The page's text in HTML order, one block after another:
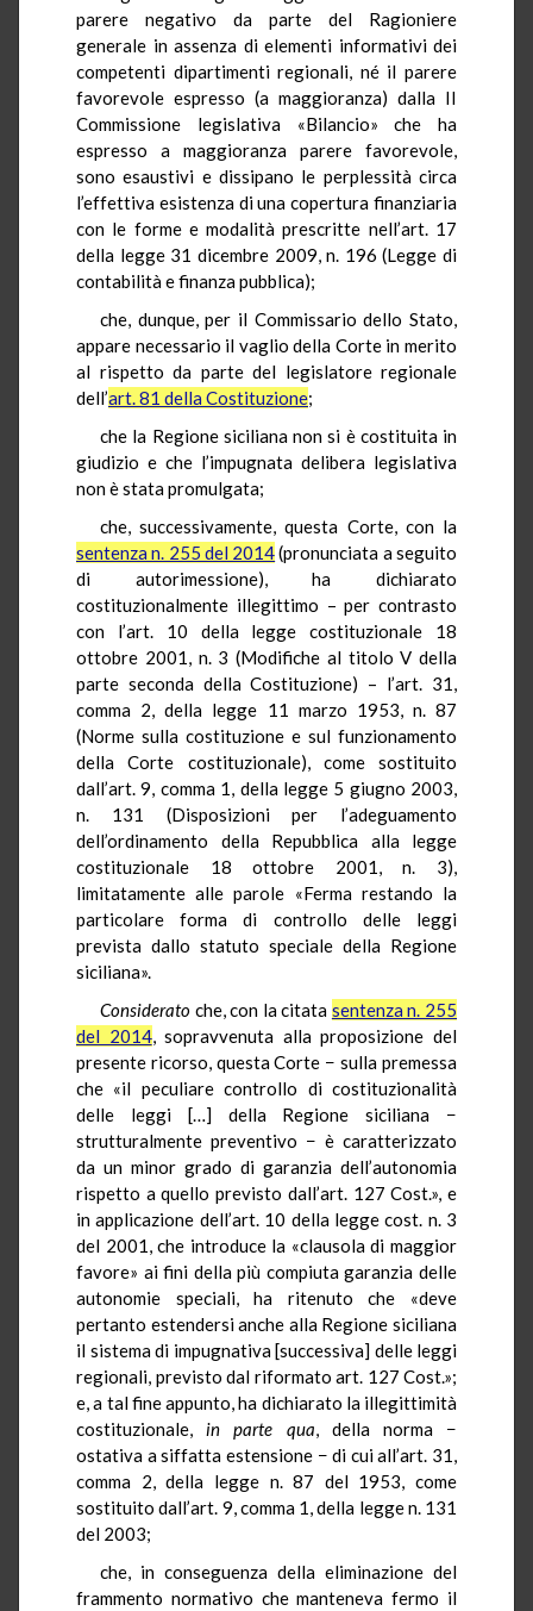
parere negativo da parte del Ragioniere
generale in assenza di elementi informativi dei
competenti dipartimenti regionali, né il parere
favorevole espresso (a maggioranza) dalla II
Commissione legislativa «Bilancio» che ha
espresso a maggioranza parere favorevole,
sono esaustivi e dissipano le perplessità circa
l’effettiva esistenza di una copertura finanziaria
con le forme e modalità prescritte nell’art. 17
della legge 31 dicembre 2009, n. 196 (Legge di
contabilità e finanza pubblica);
che, dunque, per il Commissario dello Stato,
appare necessario il vaglio della Corte in merito
al rispetto da parte del legislatore regionale
dell’art. 81 della Costituzione;
che la Regione siciliana non si è costituita in
giudizio e che l’impugnata delibera legislativa
non è stata promulgata;
che, successivamente, questa Corte, con la
sentenza n. 255 del 2014(pronunciata a seguito
di autorimessione), ha dichiarato
costituzionalmente illegittimo – per contrasto
con l’art. 10 della legge costituzionale 18
ottobre 2001, n. 3 (Modifiche al titolo V della
parte seconda della Costituzione) – l’art. 31,
comma 2, della legge 11 marzo 1953, n. 87
(Norme sulla costituzione e sul funzionamento
della Corte costituzionale), come sostituito
dall’art. 9, comma 1, della legge 5 giugno 2003,
n. 131 (Disposizioni per l’adeguamento
dell’ordinamento della Repubblica alla legge
costituzionale 18 ottobre 2001, n. 3),
limitatamente alle parole «Ferma restando la
particolare forma di controllo delle leggi
prevista dallo statuto speciale della Regione
siciliana».
Considerato che, con la citata sentenza n. 255
del 2014, sopravvenuta alla proposizione del
presente ricorso, questa Corte − sulla premessa
che «il peculiare controllo di costituzionalità
delle leggi […] della Regione siciliana −
strutturalmente preventivo − è caratterizzato
da un minor grado di garanzia dell’autonomia
rispetto a quello previsto dall’art. 127 Cost.», e
in applicazione dell’art. 10 della legge cost. n. 3
del 2001, che introduce la «clausola di maggior
favore» ai fini della più compiuta garanzia delle
autonomie speciali, ha ritenuto che «deve
pertanto estendersi anche alla Regione siciliana
il sistema di impugnativa [successiva] delle leggi
regionali, previsto dal riformato art. 127 Cost.»;
e, a tal fine appunto, ha dichiarato la illegittimità
costituzionale,in parte qua, della norma −
ostativa a siffatta estensione − di cui all’art. 31,
comma 2, della legge n. 87 del 1953, come
sostituito dall’art. 9, comma 1, della legge n. 131
del 2003;
che, in conseguenza della eliminazione del
frammento normativo che manteneva fermo il